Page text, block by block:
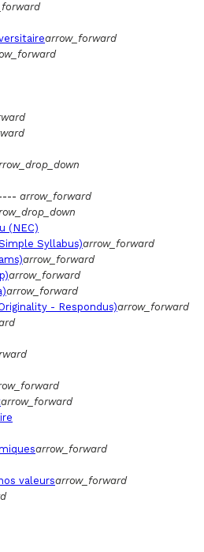
arrow_forward
arrow_forward
(NEC)
Syllabus)arrow_forward
arrow_forward
arrow_forward
arrow_forward
- Respondus)arrow_forward
arrow_forward
arrow_forward
valeursarrow_forward